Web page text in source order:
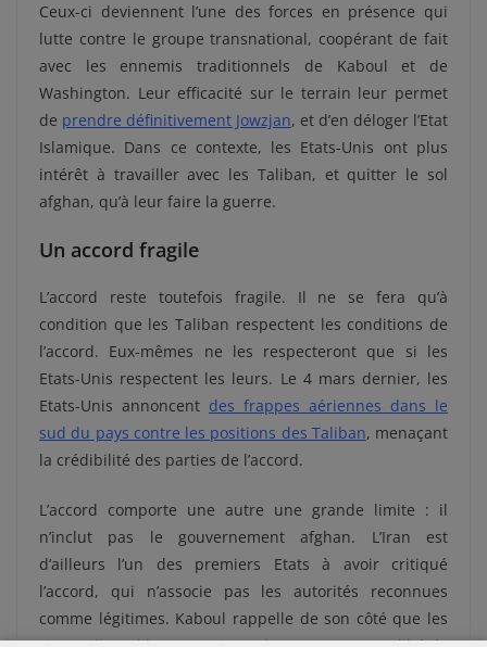
Ceux-ci deviennent l’une des forces en présence qui
lutte contre le groupe transnational, coopérant de fait
avec les ennemis traditionnels de Kaboul et de
Washington. Leur efficacité sur le terrain leur permet
de prendre définitivement Jowzjan, et d’en déloger l’Etat
Islamique. Dans ce contexte, les Etats-Unis ont plus
intérêt à travailler avec les Taliban, et quitter le sol
afghan, qu’à leur faire la guerre.
Un accord fragile
L’accord reste toutefois fragile. Il ne se fera qu’à
condition que les Taliban respectent les conditions de
l’accord. Eux-mêmes ne les respecteront que si les
Etats-Unis respectent les leurs. Le 4 mars dernier, les
Etats-Unis annoncent des frappes aériennes dans le
sud du pays contre les positions des Taliban, menaçant
la crédibilité des parties de l’accord.
L’accord comporte une autre une grande limite : il
n’inclut pas le gouvernement afghan. L’Iran est
d’ailleurs l’un des premiers Etats à avoir critiqué
l’accord, qui n’associe pas les autorités reconnues
comme légitimes. Kaboul rappelle de son côté que les